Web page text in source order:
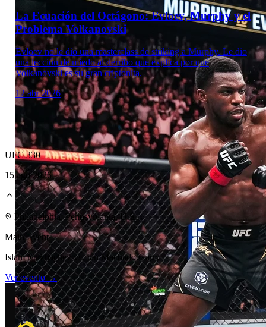
Laboratorio Técnico
La Ecuación del Octágono: Evloev, Murphy y el
Problema Volkanovski
Evloev no le dio una masterclass de striking a Murphy. Le dio
una lección de miedo al derribo que explica por qué
Volkanovski es su gran criptonita.
12 abr 2026
UFC 330
15 ago 2026
Philadelphia, Pennsylvania, U.S.
Main Event
Islam Makhachev vs. Ian Machado Garry
Ver evento →